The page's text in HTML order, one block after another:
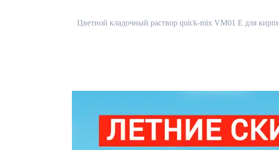
VM01
Цветной кладочный раствор quick-mix VM01 E для